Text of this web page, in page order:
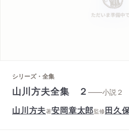
シリーズ・全集
山川方夫全集 ２——小説２
山川方夫著安岡章太郎監修田久